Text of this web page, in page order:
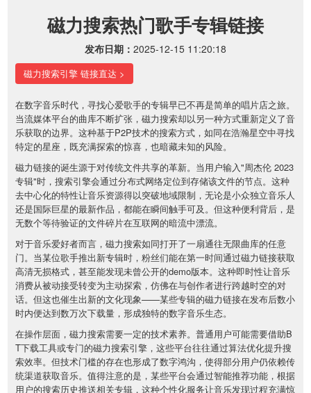
磁力搜索热门歌手专辑链接
发布日期： 2025-12-15 11:20:18
磁力搜索引擎 链接直达 >
在数字音乐时代，寻找心爱歌手的专辑早已不再是简单的唱片店之旅。
当流媒体平台的曲库不断扩张，磁力搜索却以另一种方式重新定义了音
乐获取的边界。这种基于P2P技术的搜索方式，如同在浩瀚星空中寻找
特定的星座，既充满探索的惊喜，也暗藏未知的风险。
磁力链接的诞生源于对传统文件共享的革新。当用户输入"周杰伦 2023
专辑"时，搜索引擎会通过分布式网络定位到存储该文件的节点。这种
去中心化的特性让音乐资源得以突破地域限制，无论是小众独立音乐人
还是国际巨星的最新作品，都能在瞬间触手可及。但这种便利背后，是
无数个等待验证的文件碎片在互联网的暗流中漂流。
对于音乐爱好者而言，磁力搜索如同打开了一扇通往无限曲库的任意
门。当某位歌手推出新专辑时，粉丝们能在第一时间通过磁力链接获取
高清无损格式，甚至能发现未曾公开的demo版本。这种即时性让音乐
消费从被动接受转变为主动探索，仿佛在与创作者进行跨越时空的对
话。但这也催生出新的文化现象——某些专辑的磁力链接在发布后数小
时内便达到数万次下载量，形成独特的数字音乐生态。
在操作层面，磁力搜索需要一定的技术素养。普通用户可能需要借助B
T下载工具或专门的磁力搜索引擎，这些平台往往通过算法优化提升搜
索效率。但技术门槛的存在也形成了数字鸿沟，使得部分用户仍依赖传
统渠道获取音乐。值得注意的是，某些平台会通过智能推荐功能，根据
用户的搜索历史推送相关专辑，这种个性化服务让音乐发现过程充满惊